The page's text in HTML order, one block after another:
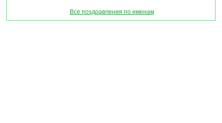
Все поздравления по именам